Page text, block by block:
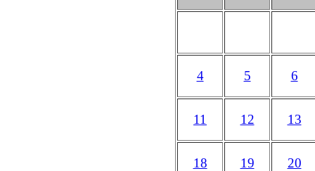
4 5 6
11 12 13
18 19 20